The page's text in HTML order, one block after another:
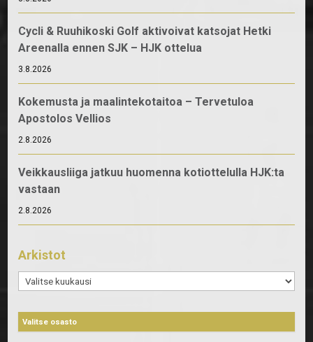
Cycli & Ruuhikoski Golf aktivoivat katsojat Hetki
Areenalla ennen SJK – HJK ottelua
3.8.2026
Kokemusta ja maalintekotaitoa – Tervetuloa
Apostolos Vellios
2.8.2026
Veikkausliiga jatkuu huomenna kotiottelulla HJK:ta
vastaan
2.8.2026
Arkistot
Arkistot